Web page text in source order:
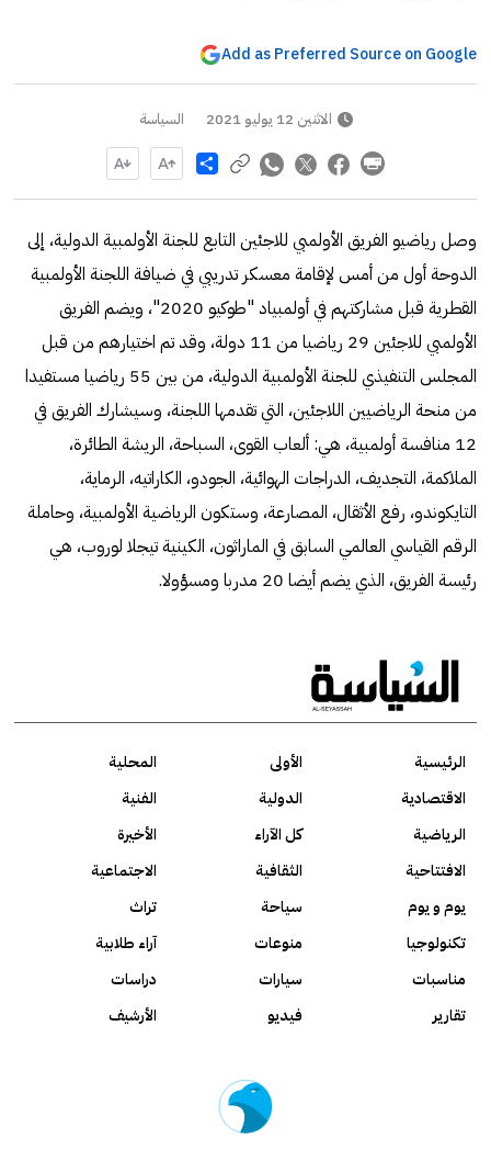
Add as Preferred Source on Google
الاثنين 12 يوليو 2021 السياسة
Share
وصل رياضيو الفريق الأولمبي للاجئين التابع للجنة الأولمبية الدولية، إلى
الدوحة أول من أمس لإقامة معسكر تدريبي في ضيافة اللجنة الأولمبية
القطرية قبل مشاركتهم في أولمبياد "طوكيو 2020"، ويضم الفريق
الأولمبي للاجئين 29 رياضيا من 11 دولة، وقد تم اختيارهم من قبل
المجلس التنفيذي للجنة الأولمبية الدولية، من بين 55 رياضيا مستفيدا
من منحة الرياضيين اللاجئين، التي تقدمها اللجنة، وسيشارك الفريق في
12 منافسة أولمبية، هي: ألعاب القوى، السباحة، الريشة الطائرة،
الملاكمة، التجديف، الدراجات الهوائية، الجودو، الكاراتيه، الرماية،
التايكوندو، رفع الأثقال، المصارعة، وستكون الرياضية الأولمبية، وحاملة
الرقم القياسي العالمي السابق في الماراثون، الكينية تيجلا لوروب، هي
رئيسة الفريق، الذي يضم أيضا 20 مدربا ومسؤولا.
الرئيسية الأولى
المحلية
الاقتصادية
الدولية
الفنية
الرياضية
كل الآراء
الأخيرة
الافتتاحية
الثقافية
الاجتماعية
يوم و يوم
سياحة
تراث
تكنولوجيا
منوعات
آراء طلابية
مناسبات
سيارات
دراسات
تقارير
فيديو الأرشيف